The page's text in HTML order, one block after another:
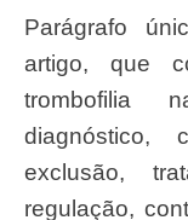
Parágrafo único. O Protocolo objeto deste
artigo, que
trombofilia
exclusão,
regulação,